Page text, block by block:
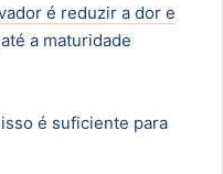
é reduzir a dor e
até a maturidade
é suficiente para